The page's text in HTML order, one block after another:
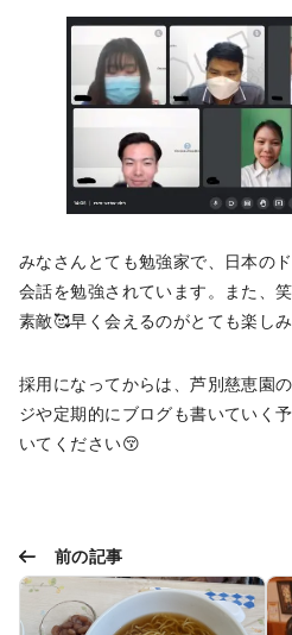
みなさんとても勉強家で、日本の
会話を勉強されています。また、
素敵🥰早く会えるのがとても楽しみ
採用になってからは、芦別慈恵園
ジや定期的にブログも書いていく
いてください😚
前の記事